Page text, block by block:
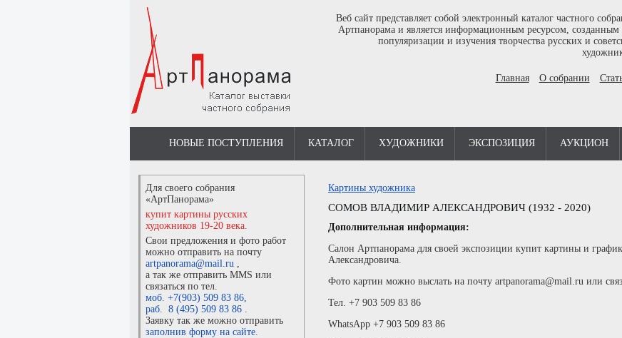
Веб сайт представляет собой электронный каталог частного
Артпанорама и является информационным ресурсом, созданным
популяризации и изучения творчества русских и
Главная О собрании
НОВЫЕ ПОСТУПЛЕНИЯ КАТАЛОГ ХУДОЖНИКИ ЭКСПОЗИЦИЯ АУКЦИОН
Для своего собрания
«АртПанорама»
купит картины русских
художников 19-20 века.
Свои предложения и фото работ
можно отправить на почту
artpanorama@mail.ru ,
а так же отправить MMS или
связаться по тел.
моб. +7(903) 509 83 86,
раб. 8 (495) 509 83 86 .
Заявку так же можно отправить
заполнив форму на сайте.
Картины художника
СОМОВ ВЛАДИМИР АЛЕКСАНДРОВИЧ (1932 - 2020)
Дополнительная информация:
Салон Артпанорама для своей экспозиции купит картины и
Александровича.
Фото картин можно выслать на почту artpanorama@mail.ru или
Тел. +7 903 509 83 86
WhatsApp +7 903 509 83 86